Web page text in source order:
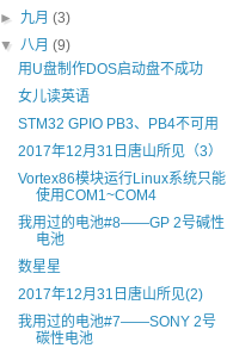
► 九月(3)
▼八月(9)
用U盘制作DOS启动盘不成功
女儿读英语
STM32 GPIO PB3、PB4不可用
2017年12月31日唐山所见（3）
Vortex86模块运行Linux系统只能
使用COM1~COM4
我用过的电池#8——GP 2号碱性
电池
数星星
2017年12月31日唐山所见(2)
我用过的电池#7——SONY 2号
碳性电池